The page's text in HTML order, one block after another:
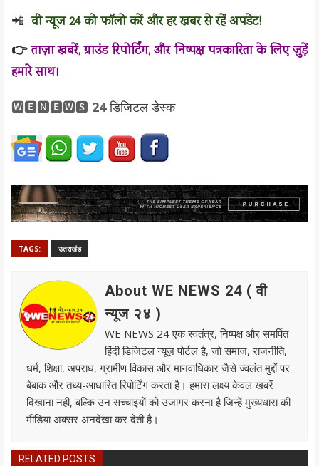
📲वी न्यूज 24 को फॉलो करें और हर खबर से रहें अपडेट!
👉 ताज़ा खबरें, ग्राउंड रिपोर्टिंग, और निष्पक्ष पत्रकारिता के लिए जुड़ें
हमारे साथ।
🆆🅴🅽🅴🆆🆂 24डिजिटलडेस्क
TAGS: उतराखंड
About WE NEWS 24 ( वी
न्यूज २४ )
WE NEWS 24 एक स्वतंत्र, निष्पक्ष और समर्पित
हिंदी डिजिटल न्यूज़ पोर्टल है, जो समाज, राजनीति,
धर्म, शिक्षा, अपराध, ग्रामीण विकास और मानवाधिकार जैसे ज्वलंत मुद्दों पर
बेबाक और तथ्य-आधारित रिपोर्टिंग करता है। हमारा लक्ष्य केवल खबरें
दिखाना नहीं, बल्कि उन सच्चाइयों को उजागर करना है जिन्हें मुख्यधारा की
मीडिया अक्सर अनदेखा कर देती है।
RELATED POSTS